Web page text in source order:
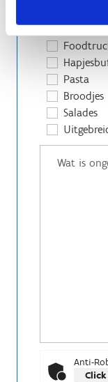
Wat zijn jullie
Pasta
Broodjes
Salades
Anti-